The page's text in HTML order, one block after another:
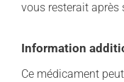
vous resterait après
Information
Ce médicament